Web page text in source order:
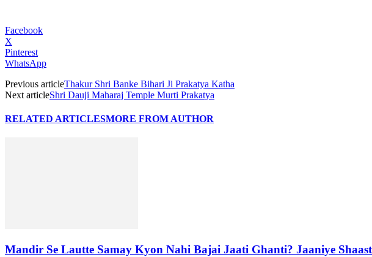
Facebook
X
Pinterest
WhatsApp
Previous articleThakur Shri Banke Bihari Ji Prakatya Katha
Next articleShri Dauji Maharaj Temple Murti Prakatya
RELATED ARTICLESMORE FROM AUTHOR
Mandir Se Lautte Samay Kyon Nahi Bajai Jaati Ghanti? Jaaniye